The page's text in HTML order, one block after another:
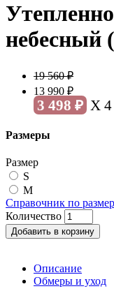
небесный
19 560 ₽
13 990 ₽
3 498 ₽ X 4
Размеры
Размер
S
M
Справочник по
Количество
Добавить в корзину
Описание
Обмеры и уход